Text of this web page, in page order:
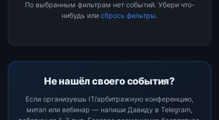
По выбранным фильтрам нет событий. Убери что-
нибудь или сбрось фильтры.
Не нашёл своего события?
Если организуешь IT/арбитражную конференцию,
митап или вебинар — напиши Давиду в Telegram,